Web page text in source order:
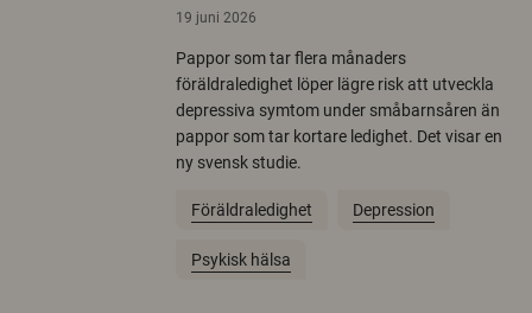
19 juni 2026
Pappor som tar flera månaders
föräldraledighet löper lägre risk att utveckla
depressiva symtom under småbarnsåren än
pappor som tar kortare ledighet. Det visar en
ny svensk studie.
Föräldraledighet Depression
Psykisk hälsa